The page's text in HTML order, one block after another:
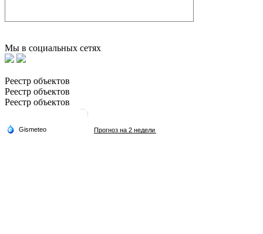
Мы в социальных сетях
Реестр объектов
Реестр объектов
Реестр объектов